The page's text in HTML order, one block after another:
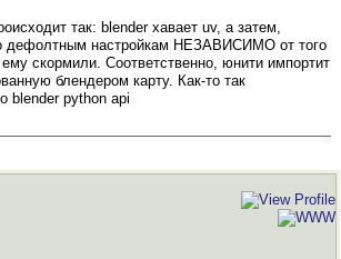
так: blender хавает uv, а затем,
дефолтным настройкам НЕЗАВИСИМО от того
скормили. Соответственно, юнити импортит
блендером карту. Как-то так
blender python api